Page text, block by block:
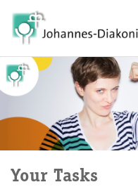
Your Tasks